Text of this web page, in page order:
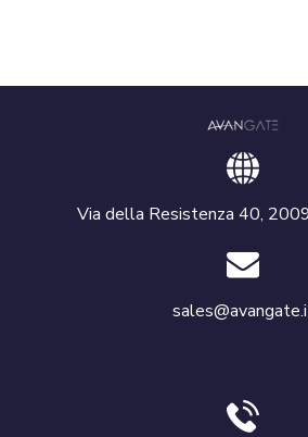
Via della Resistenza 40,